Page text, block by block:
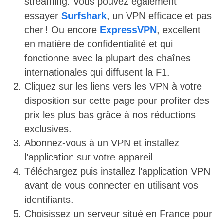
essayer Surfshark, un VPN efficace et pas
cher ! Ou encore ExpressVPN, excellent
en matière de confidentialité et qui
fonctionne avec la plupart des chaînes
internationales qui diffusent la F1.
Cliquez sur les liens vers les VPN à votre
disposition sur cette page pour profiter des
prix les plus bas grâce à nos réductions
exclusives.
Abonnez-vous à un VPN et installez
l’application sur votre appareil.
Téléchargez puis installez l’application VPN
avant de vous connecter en utilisant vos
identifiants.
Choisissez un serveur situé en France pour